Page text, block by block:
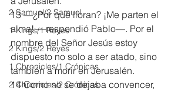
2 Samuel/2 Samuel
1 Kings/1 Reyes
2 Kings/2 Reyes
1 Chronicles/1 Crónicas
2 Chronicles/2 Crónicas
13 —¿Por qué lloran? ¡Me parten el
alma! —respondió Pablo—. Por el
nombre del Señor Jesús estoy
dispuesto no solo a ser atado, sino
también a morir en Jerusalén.
14 Como no se dejaba convencer,